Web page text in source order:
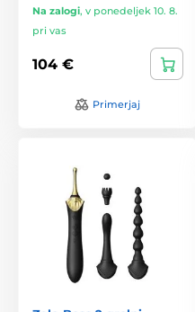
Na zalogi, v ponedeljek 10. 8.
pri vas
104 €
Primerjaj